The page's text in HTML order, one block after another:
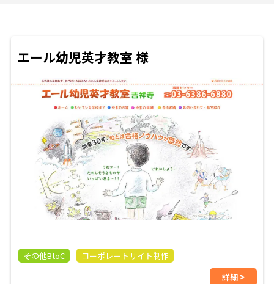
エール幼児英才教室 様
その他BtoC
コーポレートサイト制作
詳細 >